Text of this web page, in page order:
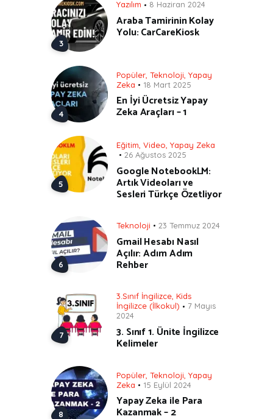
Yazılım 8 Haziran 2024
Araba Tamirinin Kolay
Yolu: CarCareKiosk
Popüler Teknoloji Yapay
Zeka
18 Mart 2025
En İyi Ücretsiz Yapay
Zeka Araçları – 1
Eğitim Video Yapay Zeka
26 Ağustos 2025
Google NotebookLM:
Artık Videoları ve
Sesleri Türkçe Özetliyor
Teknoloji 23 Temmuz 2024
Gmail Hesabı Nasıl
Açılır: Adım Adım
Rehber
3.Sınıf İngilizce, Kids
İngilizce (İlkokul)
7 Mayıs
2024
3. Sınıf 1. Ünite İngilizce
Kelimeler
Popüler Teknoloji Yapay
Zeka
15 Eylül 2024
Yapay Zeka ile Para
Kazanmak – 2